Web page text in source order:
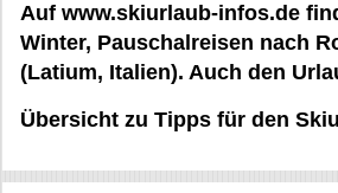
Auf www.skiurlaub-infos.de
Winter, Pauschalreisen nach
(Latium, Italien). Auch den
Übersicht zu Tipps für den